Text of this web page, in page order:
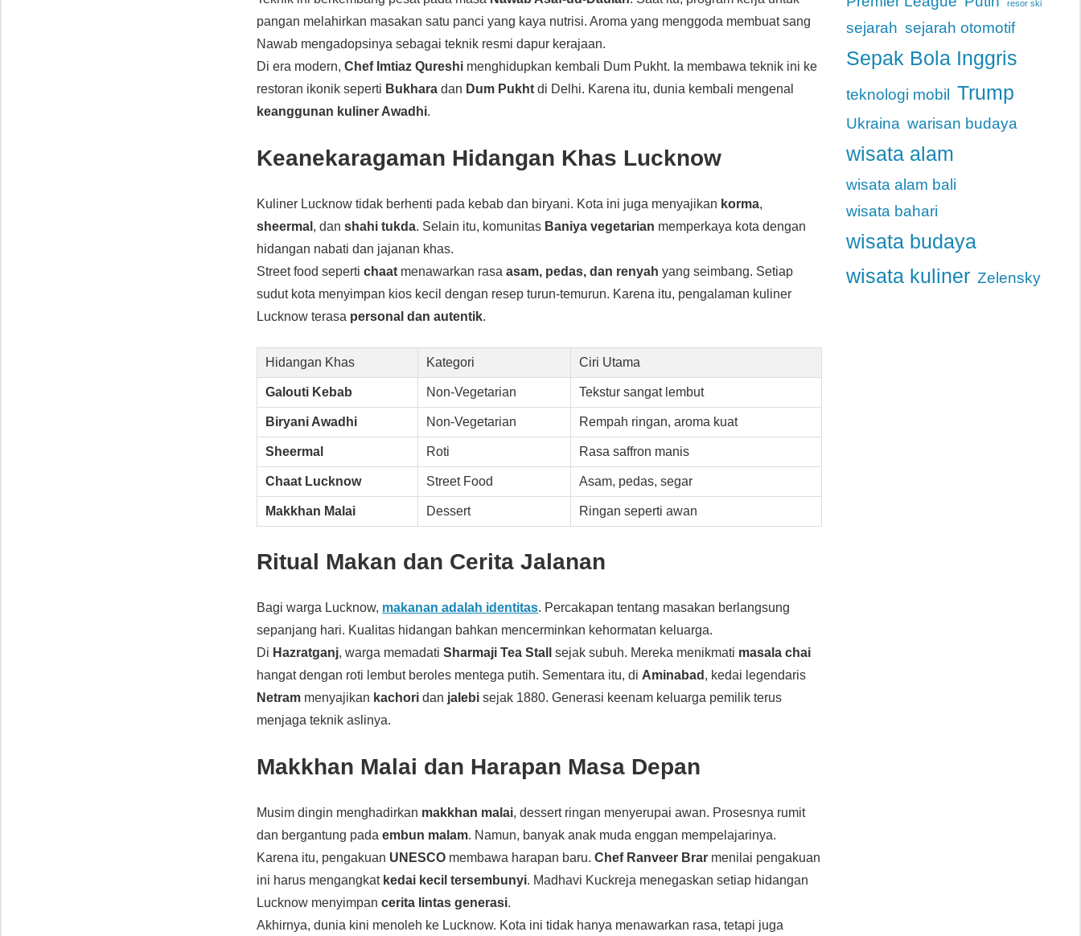
pangan melahirkan masakan satu panci yang kaya nutrisi. Aroma yang menggoda membuat sang
Nawab mengadopsinya sebagai teknik resmi dapur kerajaan.
Di era modern,Chef Imtiaz Qureshi menghidupkan kembali Dum Pukht. Ia membawa teknik ini ke
restoran ikonik seperti Bukhara dan Dum Pukht di Delhi. Karena itu, dunia kembali mengenal
keanggunan kuliner Awadhi.
Keanekaragaman Hidangan Khas Lucknow
Kuliner Lucknow tidak berhenti pada kebab dan biryani. Kota ini juga menyajikan korma,
sheermal , danshahi tukda. Selain itu, komunitas Baniya vegetarian memperkaya kota dengan
hidangan nabati dan jajanan khas.
Street food sepertichaat menawarkan rasaasam, pedas, dan renyah yang seimbang. Setiap
sudut kota menyimpan kios kecil dengan resep turun-temurun. Karena itu, pengalaman kuliner
Lucknow terasa personal dan autentik.
Hidangan Khas Kategori Ciri Utama
Galouti Kebab Non-Vegetarian Tekstur sangat lembut
Biryani Awadhi Non-Vegetarian Rempah ringan, aroma kuat
Sheermal Roti Rasa saffron manis
Chaat Lucknow Street Food Asam, pedas, segar
Makkhan Malai Dessert Ringan seperti awan
Ritual Makan dan Cerita Jalanan
Bagi warga Lucknow, makanan adalah identitas. Percakapan tentang masakan berlangsung
sepanjang hari. Kualitas hidangan bahkan mencerminkan kehormatan keluarga.
Di Hazratganj, warga memadatiSharmaji Tea Stall sejak subuh. Mereka menikmati masala chai
hangat dengan roti lembut beroles mentega putih. Sementara itu, di Aminabad , kedai legendaris
Netram menyajikan kachori dan jalebi sejak 1880. Generasi keenam keluarga pemilik terus
menjaga teknik aslinya.
Makkhan Malai dan Harapan Masa Depan
Musim dingin menghadirkan makkhan malai, dessert ringan menyerupai awan. Prosesnya rumit
dan bergantung padaembun malam. Namun, banyak anak muda enggan mempelajarinya.
Karena itu, pengakuan UNESCO membawa harapan baru.Chef Ranveer Brar menilai pengakuan
ini harus mengangkat kedai kecil tersembunyi. Madhavi Kuckreja menegaskan setiap hidangan
Lucknow menyimpancerita lintas generasi.
Akhirnya, dunia kini menoleh ke Lucknow. Kota ini tidak hanya menawarkan rasa, tetapi juga
resor ski
sejarah sejarah otomotif
Sepak Bola Inggris
teknologi mobil Trump
Ukraina warisan budaya
wisata alam
wisata alam bali
wisata bahari
wisata budaya
wisata kuliner Zelensky